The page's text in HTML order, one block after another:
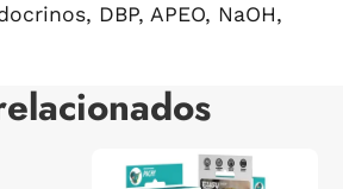
DBP, APEO, NaOH,